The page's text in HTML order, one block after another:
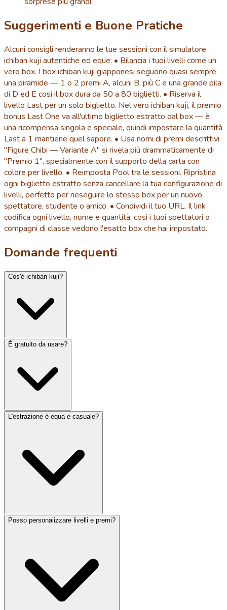
Suggerimenti e Buone Pratiche
Alcuni consigli renderanno le tue sessioni con il simulatore
ichiban kuji autentiche ed eque: • Bilancia i tuoi livelli come un
vero box. I box ichiban kuji giapponesi seguono quasi sempre
una piramide — 1 o 2 premi A, alcuni B, più C e una grande pila
di D ed E così il box dura da 50 a 80 biglietti. • Riserva il
livello Last per un solo biglietto. Nel vero ichiban kuji, il premio
bonus Last One va all'ultimo biglietto estratto dal box — è
una ricompensa singola e speciale, quindi impostare la quantità
Last a 1 mantiene quel sapore. • Usa nomi di premi descrittivi.
"Figure Chibi — Variante A" si rivela più drammaticamente di
"Premio 1", specialmente con il supporto della carta con
colore per livello. • Reimposta Pool tra le sessioni. Ripristina
ogni biglietto estratto senza cancellare la tua configurazione di
livelli, perfetto per rieseguire lo stesso box per un nuovo
spettatore, studente o amico. • Condividi il tuo URL. Il link
codifica ogni livello, nome e quantità, così i tuoi spettatori o
compagni di classe vedono l'esatto box che hai impostato.
Domande frequenti
Cos'è ichiban kuji?
È gratuito da usare?
L'estrazione è equa e casuale?
Posso personalizzare livelli e premi?